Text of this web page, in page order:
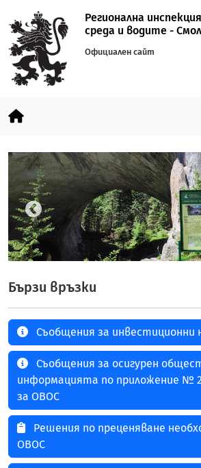
Регионална
среда и водите -
Официален сайт
Бързи връзки
Съобщения за инвестиционни
Съобщения за осигурен
информацията по приложение №
за ОВОС
Решения по преценяване
ОВОС